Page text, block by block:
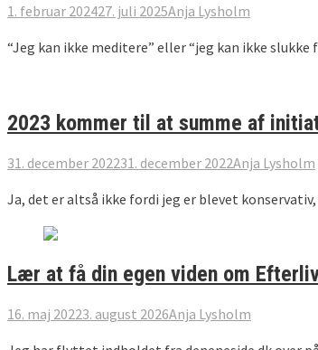
1. februar 202427. juli 2025Anja Lysholm
“Jeg kan ikke meditere” eller “jeg kan ikke
2023 kommer til at summe af
31. december 202231. december 2022Anja Lysholm
Ja, det er altså ikke fordi jeg er blevet
Lær at få din egen viden om
16. maj 20223. august 2026Anja Lysholm